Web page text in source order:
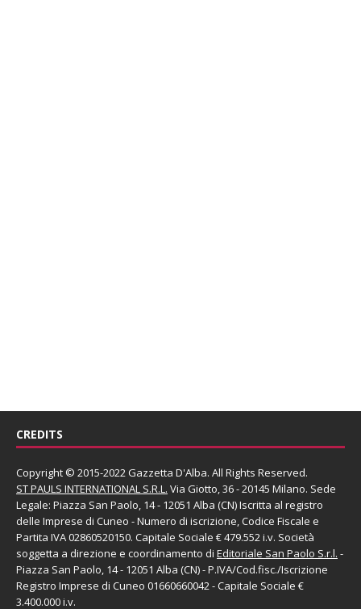
CREDITS
Copyright © 2015-2022 Gazzetta D'Alba. All Rights Reserved.
ST PAULS INTERNATIONAL S.R.L. Via Giotto, 36 - 20145 Milano. Sede
Legale: Piazza San Paolo, 14 - 12051 Alba (CN) Iscritta al registro
delle Imprese di Cuneo - Numero di iscrizione, Codice Fiscale e
Partita IVA 02860520150. Capitale Sociale € 479.552 i.v. Società
soggetta a direzione e coordinamento di Editoriale San Paolo S.r.l. -
Piazza San Paolo, 14 - 12051 Alba (CN) - P.IVA/Cod.fisc./Iscrizione
Registro Imprese di Cuneo 01660660042 - Capitale Sociale €
3.400.000 i.v.